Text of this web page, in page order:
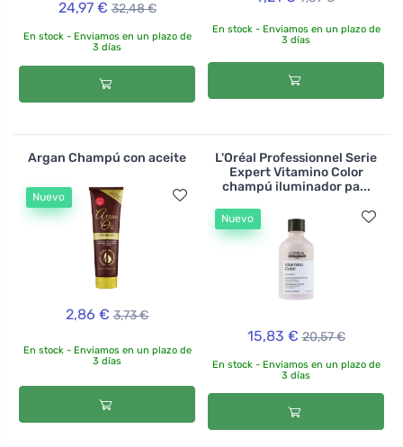
24,97 € 32,48 €
En stock - Enviamos en un plazo de
3 días
En stock - Enviamos en un plazo de
3 días
Argan Champú con aceite
Nuevo
2,86 € 3,73 €
En stock - Enviamos en un plazo de
3 días
L'Oréal Professionnel Serie
Expert Vitamino Color
champú iluminador pa...
Nuevo
15,83 € 20,57 €
En stock - Enviamos en un plazo de
3 días